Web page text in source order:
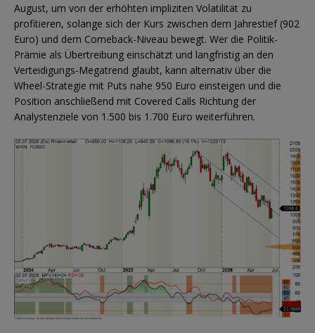
August, um von der erhöhten impliziten Volatilität zu
profitieren, solange sich der Kurs zwischen dem Jahrestief (902
Euro) und dem Comeback-Niveau bewegt. Wer die Politik-
Prämie als Übertreibung einschätzt und langfristig an den
Verteidigungs-Megatrend glaubt, kann alternativ über die
Wheel-Strategie mit Puts nahe 950 Euro einsteigen und die
Position anschließend mit Covered Calls Richtung der
Analystenziele von 1.500 bis 1.700 Euro weiterführen.